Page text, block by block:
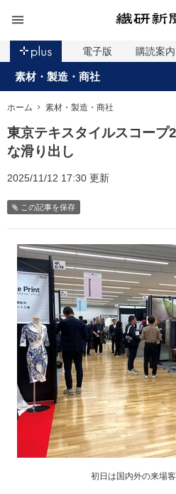
電子版 購読案内
素材・製造・商社
ホーム 素材・製造・商社
東京テキスタイルスコー
な滑り出し
2025/11/12 17:30 更新
この記事を保存
初日は国内外の来場